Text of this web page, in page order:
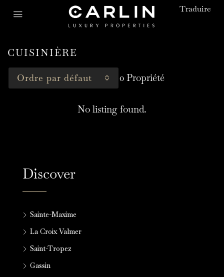
CUISINIÈRE
0 Propriété
Ordre par défaut
No listing found.
Discover
Sainte-Maxime
La Croix Valmer
Saint-Tropez
Gassin
Traduire